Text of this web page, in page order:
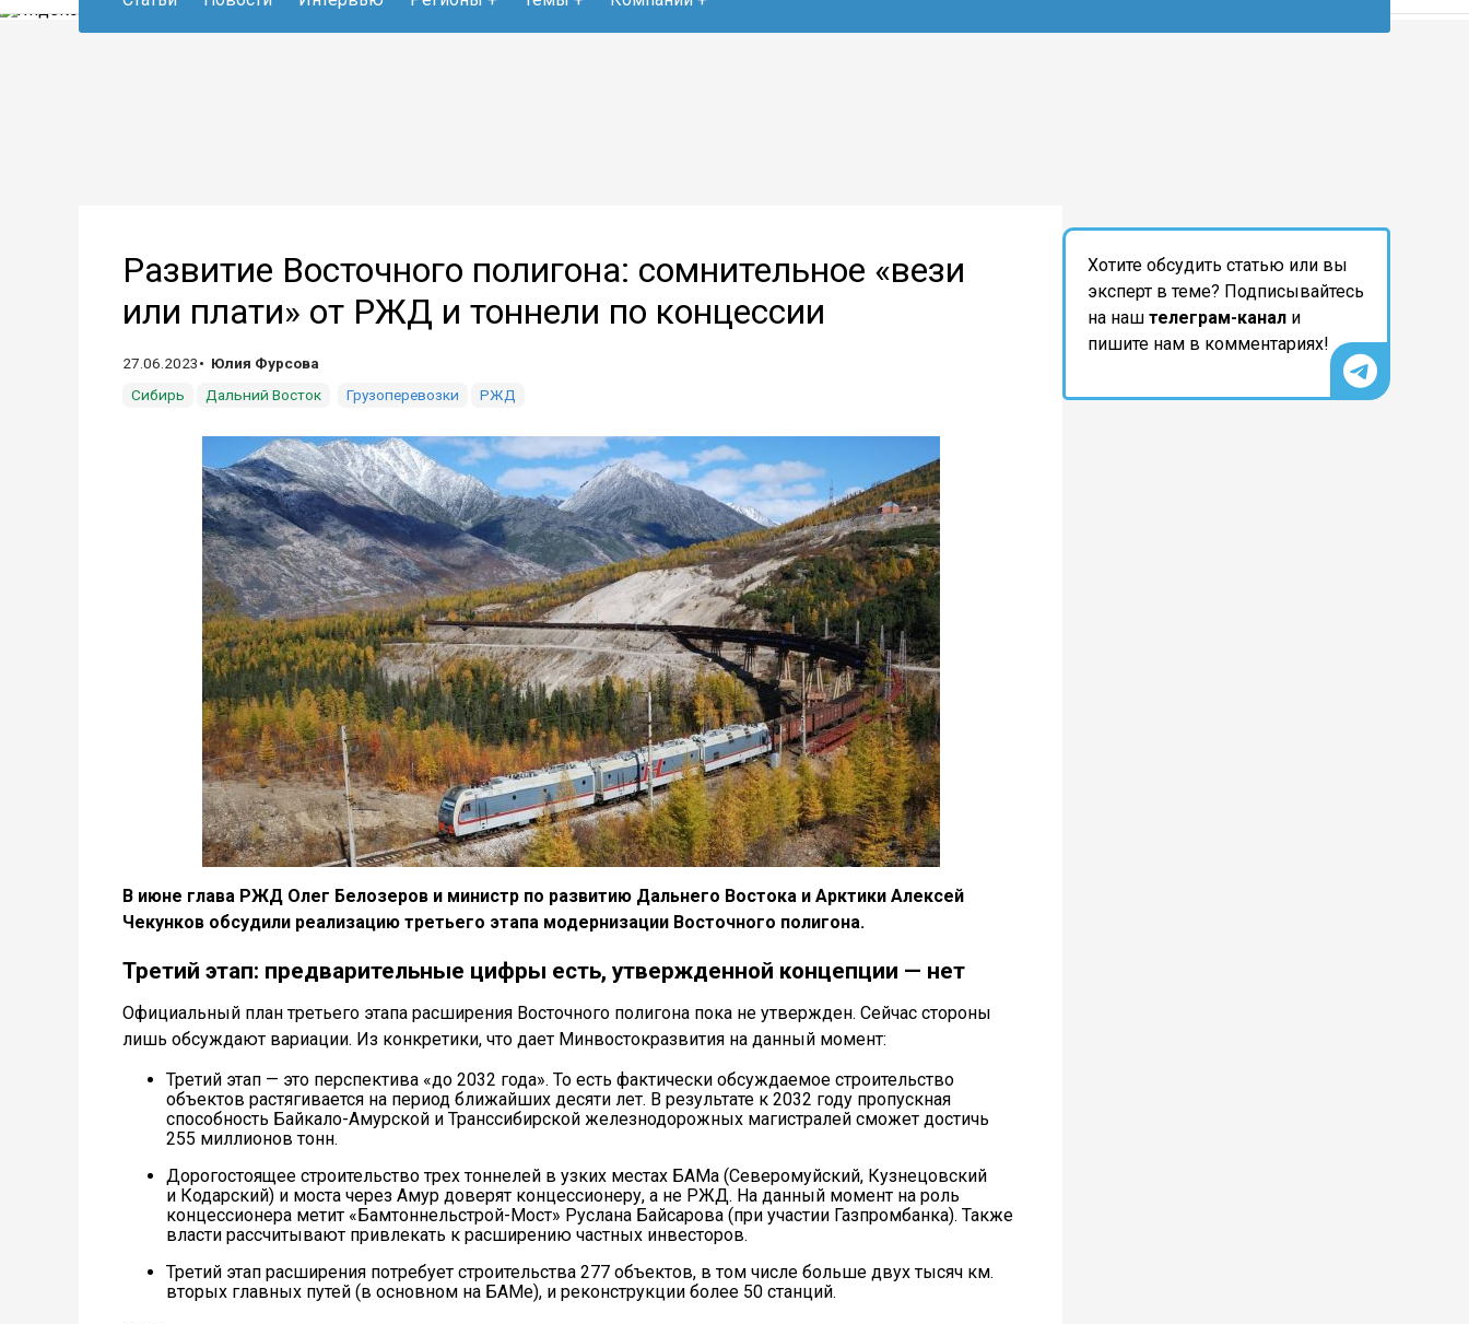
Развитие Восточного полигона: сомнительное «вези
или плати» от РЖД и тоннели по концессии
27.06.2023
Юлия Фурсова
Сибирь
Дальний Восток Грузоперевозки РЖД
В июне глава РЖД Олег Белозеров и министр по развитию Дальнего Востока и Арктики Алексей
Чекунков обсудили реализацию третьего этапа модернизации Восточного полигона.
Третий этап: предварительные цифры есть, утвержденной концепции — нет
Официальный план третьего этапа расширения Восточного полигона пока не утвержден. Сейчас стороны
лишь обсуждают вариации. Из конкретики, что дает Минвостокразвития на данный момент:
Третий этап — это перспектива «до 2032 года». То есть фактически обсуждаемое строительство
объектов растягивается на период ближайших десяти лет. В результате к 2032 году пропускная
способность Байкало-Амурской и Транссибирской железнодорожных магистралей сможет достичь
255 миллионов тонн.
Дорогостоящее строительство трех тоннелей в узких местах БАМа (Северомуйский, Кузнецовский
и Кодарский) и моста через Амур доверят концессионеру, а не РЖД. На данный момент на роль
концессионера метит «Бамтоннельстрой-Мост» Руслана Байсарова (при участии Газпромбанка). Также
власти рассчитывают привлекать к расширению частных инвесторов.
Третий этап расширения потребует строительства 277 объектов, в том числе больше двух тысяч км.
вторых главных путей (в основном на БАМе), и реконструкции более 50 станций.
Хотите обсудить статью или вы
эксперт в теме? Подписывайтесь
на наш телеграм-канал и
пишите нам в комментариях!